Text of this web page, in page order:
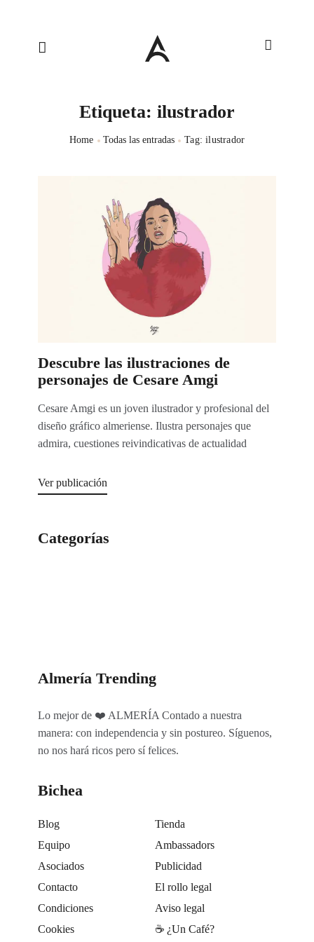
Etiqueta: ilustrador
Home Todas las entradas Tag: ilustrador
Descubre las ilustraciones de
personajes de Cesare Amgi
Cesare Amgi es un joven ilustrador y profesional del
diseño gráfico almeriense. Ilustra personajes que
admira, cuestiones reivindicativas de actualidad
Ver publicación
Categorías
Almería Trending
Lo mejor de ❤️ ALMERÍA Contado a nuestra
manera: con independencia y sin postureo. Síguenos,
no nos hará ricos pero sí felices.
Bichea
Blog
Tienda
Equipo
Ambassadors
Asociados
Publicidad
Contacto
El rollo legal
Condiciones
Aviso legal
Cookies
☕️ ¿Un Café?